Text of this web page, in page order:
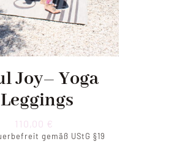
Joy– Yoga
Leggings
110,00 €
gemäß UStG §19